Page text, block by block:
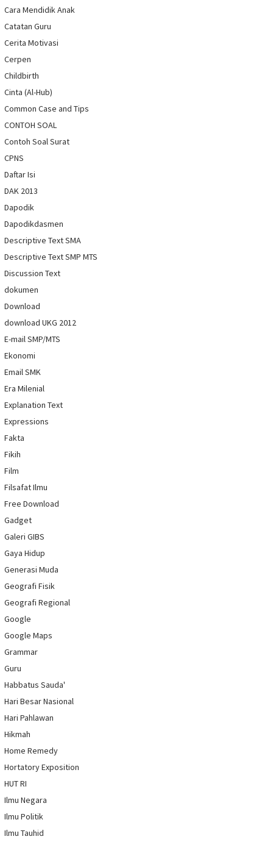
Cara Mendidik Anak
Catatan Guru
Cerita Motivasi
Cerpen
Childbirth
Cinta (Al-Hub)
Common Case and Tips
CONTOH SOAL
Contoh Soal Surat
CPNS
Daftar Isi
DAK 2013
Dapodik
Dapodikdasmen
Descriptive Text SMA
Descriptive Text SMP MTS
Discussion Text
dokumen
Download
download UKG 2012
E-mail SMP/MTS
Ekonomi
Email SMK
Era Milenial
Explanation Text
Expressions
Fakta
Fikih
Film
Filsafat Ilmu
Free Download
Gadget
Galeri GIBS
Gaya Hidup
Generasi Muda
Geografi Fisik
Geografi Regional
Google
Google Maps
Grammar
Guru
Habbatus Sauda'
Hari Besar Nasional
Hari Pahlawan
Hikmah
Home Remedy
Hortatory Exposition
HUT RI
Ilmu Negara
Ilmu Politik
Ilmu Tauhid